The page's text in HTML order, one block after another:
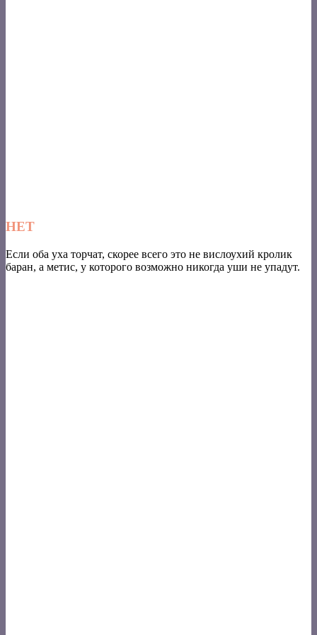
НЕТ
Если оба уха торчат, скорее всего это не вислоухий кролик
баран, а метис, у которого возможно никогда уши не упадут.